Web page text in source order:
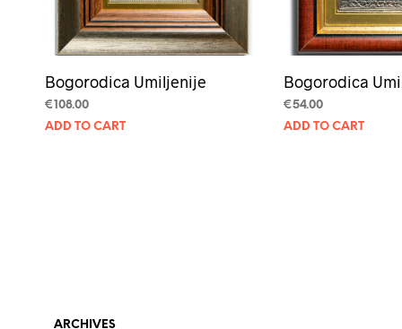
Bogorodica Umiljenije
€108.00
ADD TO CART
Bogorodica
€54.00
ADD TO CART
ARCHIVES